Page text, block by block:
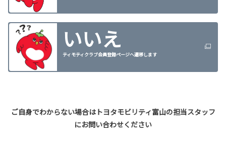
いいえ
ティモティクラブ会員登録ページへ遷移します
ご自身でわからない場合はトヨタモビリティ富山の担当スタッフ
にお問い合わせください